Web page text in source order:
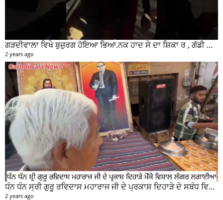
ਗੜਦੀਵਾਲਾ ਵਿਖੇ ਬੁਜ਼ੁਰਗ ਹੋਇਆ ਭਿਆ.ਨਕ ਹਾਦ ਸੇ ਦਾ ਸ਼ਿਕਾ ਰ , ਗੱਡੀ ਸਵਾਰ ਮੌਕੇ ਤੋ ਫਰਾਰ
2 years ago
ਧੰਨ ਧੰਨ ਸ੍ਰੀ ਗੁਰੂ ਰਵਿਦਾਸ ਮਹਾਰਾਜ ਜੀ ਦੇ ਪ੍ਰਕਾਸ਼ ਦਿਹਾੜੇ ਦੇ ਸਬੰਧ ਵਿਚ ਮੇਨ ਰੋੜ ਵਿਖੇ ਲਾਗਾਇਆ ਵਿਸ਼ਾਲ ਲੰਗਰ
2 years ago